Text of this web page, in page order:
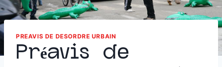
PREAVIS DE DESORDRE URBAIN
Préavis de